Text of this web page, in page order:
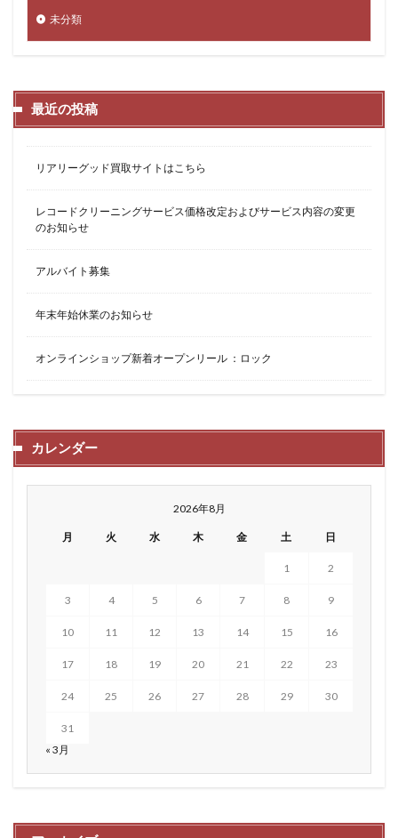
未分類
最近の投稿
リアリーグッド買取サイトはこちら
レコードクリーニングサービス価格改定およびサービス内容の変更
のお知らせ
アルバイト募集
年末年始休業のお知らせ
オンラインショップ新着オープンリール ：ロック
カレンダー
2026年8月
月 火 水 木 金 土 日
1 2
3 4 5 6 7 8 9
10 11 12 13 14 15 16
17 18 19 20 21 22 23
24 25 26 27 28 29 30
31
« 3月